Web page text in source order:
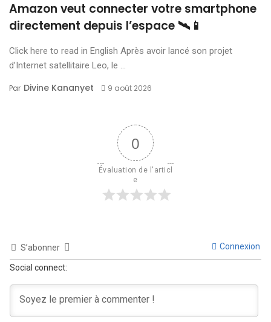
Amazon veut connecter votre smartphone
directement depuis l’espace 🛰️📱
Click here to read in English Après avoir lancé son projet
d’Internet satellitaire Leo, le ...
Par Divine Kananyet 9 août 2026
0
Évaluation de l'articl
e
S’abonner Connexion
Social connect: